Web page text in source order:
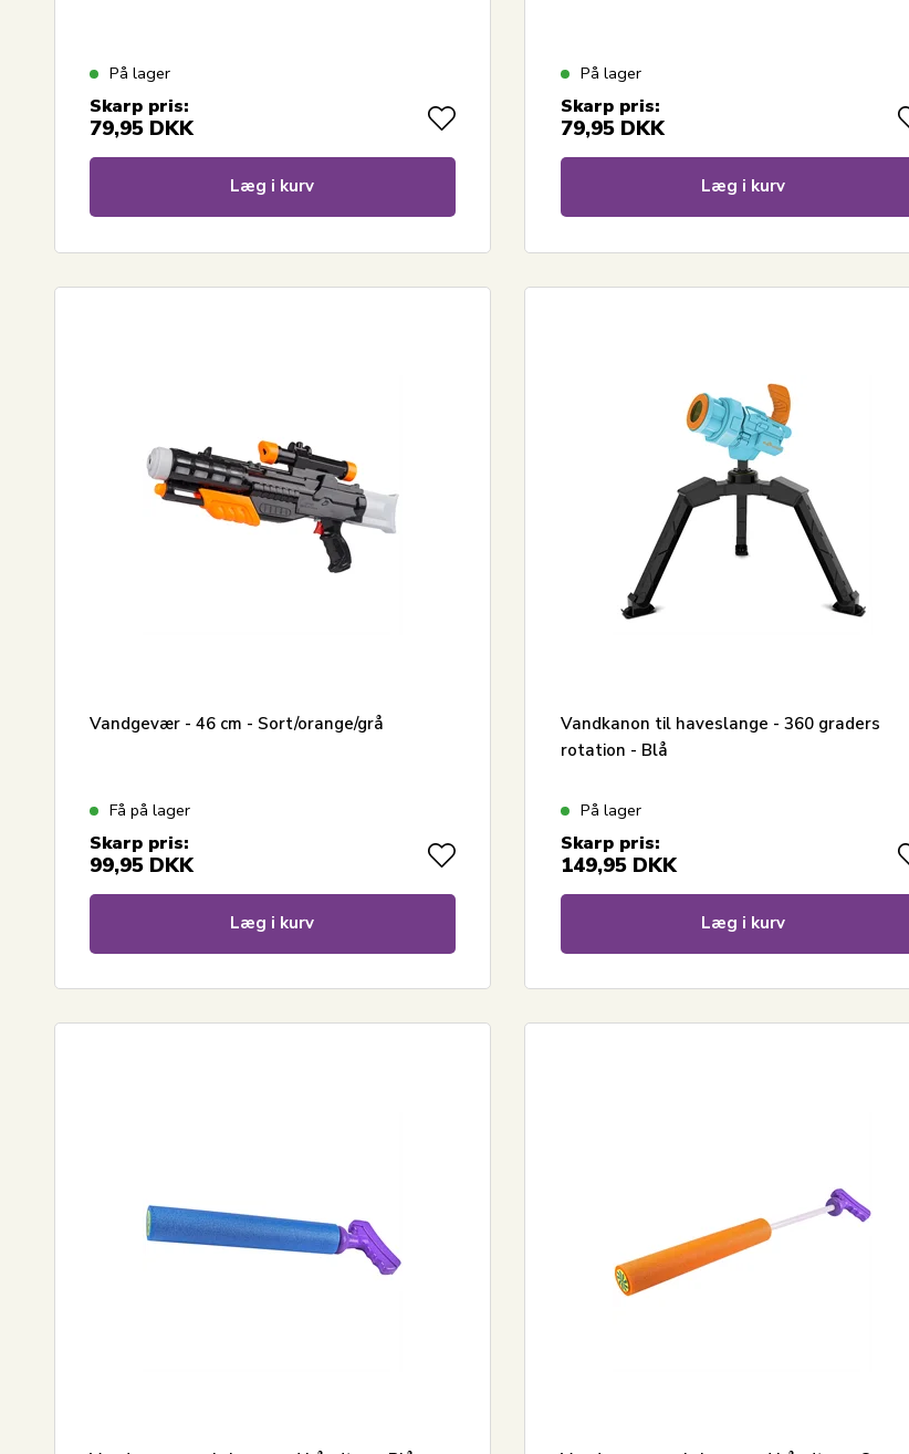
På lager
Skarp pris:
79,95 DKK
Læg i kurv
På lager
Skarp pris:
79,95 DKK
Læg i kurv
Vandgevær - 46 cm - Sort/orange/grå
Få på lager
Skarp pris:
99,95 DKK
Læg i kurv
Vandkanon til haveslange - 360 graders
rotation - Blå
På lager
Skarp pris:
149,95 DKK
Læg i kurv